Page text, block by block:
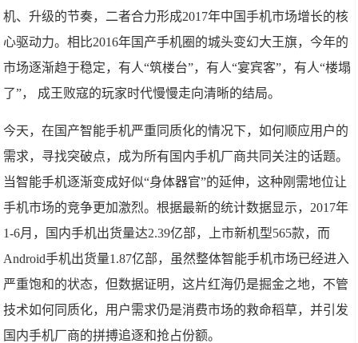
机、升级的节奏，二者合力形成2017年中国手机市场增长的核
心驱动力。相比2016年国产手机圈的城头变幻大王旗，今年的
市场逐渐趋于稳定，有人“筑楼台”，有人“宴宾客”，有人“楼塌
了”， 成王败寇的玩家时代慢慢走向清晰的结局。
今天，在国产智能手机严重同质化的情况下，如何顺应用户的
需求，寻找突破点，成为所有国内手机厂商共同关注的话题。
当智能手机逐渐变成好似“身体器官”的延伸，这种刚需地位让
手机市场的竞争更加激烈。根据最新的统计数据显示，2017年
1-6月，国内手机出货量达2.39亿部，上市新机型565款，而
Android手机出货量1.87亿部，虽然整体智能手机市场已经进入
严重饱和的状态，但数据证明，这片红海仍是掘金之地，不管
技术如何同质化，用户需求仍是消费市场的救命稻草，并引发
国内手机厂商的拼搏追逐和抢占份额。